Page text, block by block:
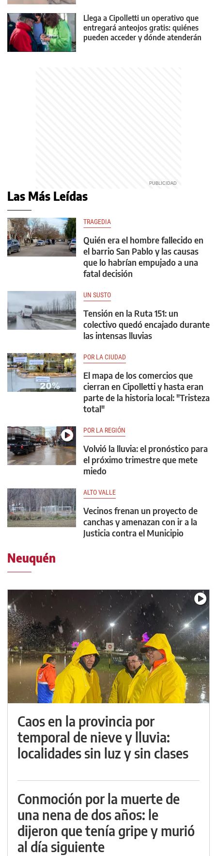
Llega a Cipolletti un operativo que
entregará anteojos gratis: quiénes
pueden acceder y dónde atenderán
Las Más Leídas
TRAGEDIA
Quién era el hombre fallecido en
el barrio San Pablo y las causas
que lo habrían empujado a una
fatal decisión
UN SUSTO
Tensión en la Ruta 151: un
colectivo quedó encajado durante
las intensas lluvias
POR LA CIUDAD
El mapa de los comercios que
cierran en Cipolletti y hasta eran
parte de la historia local: "Tristeza
total"
POR LA REGIÓN
Volvió la lluvia: el pronóstico para
el próximo trimestre que mete
miedo
ALTO VALLE
Vecinos frenan un proyecto de
canchas y amenazan con ir a la
Justicia contra el Municipio
Neuquén
Caos en la provincia por
temporal de nieve y lluvia:
localidades sin luz y sin clases
Conmoción por la muerte de
una nena de dos años: le
dijeron que tenía gripe y murió
al día siguiente